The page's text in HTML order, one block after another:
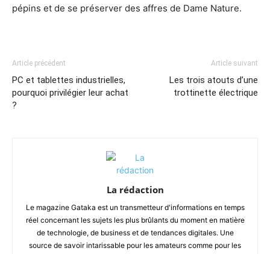
pépins et de se préserver des affres de Dame Nature.
Article précédent
PC et tablettes industrielles,
pourquoi privilégier leur achat
?
Article suivant
Les trois atouts d’une
trottinette électrique
La rédaction
Le magazine Gataka est un transmetteur d'informations en temps
réel concernant les sujets les plus brûlants du moment en matière
de technologie, de business et de tendances digitales. Une
source de savoir intarissable pour les amateurs comme pour les